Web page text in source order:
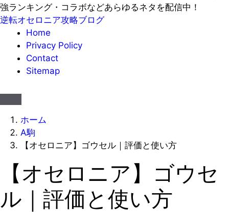
強ランキング・コラボなどあらゆるネタを配信中！
逆転オセロニア攻略ブログ
Home
Privacy Policy
Contact
Sitemap
ホーム
A駒
【オセロニア】ゴウセル｜評価と使い方
【オセロニア】ゴウセ
ル｜評価と使い方